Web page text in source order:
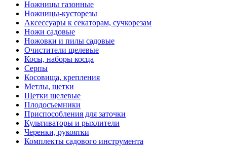
Ножницы газонные
Ножницы-кусторезы
Аксессуары к секаторам, сучкорезам
Ножи садовые
Ножовки и пилы садовые
Очистители щелевые
Косы, наборы косца
Серпы
Косовища, крепления
Метлы, щетки
Щетки щелевые
Плодосъемники
Приспособления для заточки
Культиваторы и рыхлители
Черенки, рукоятки
Комплекты садового инструмента